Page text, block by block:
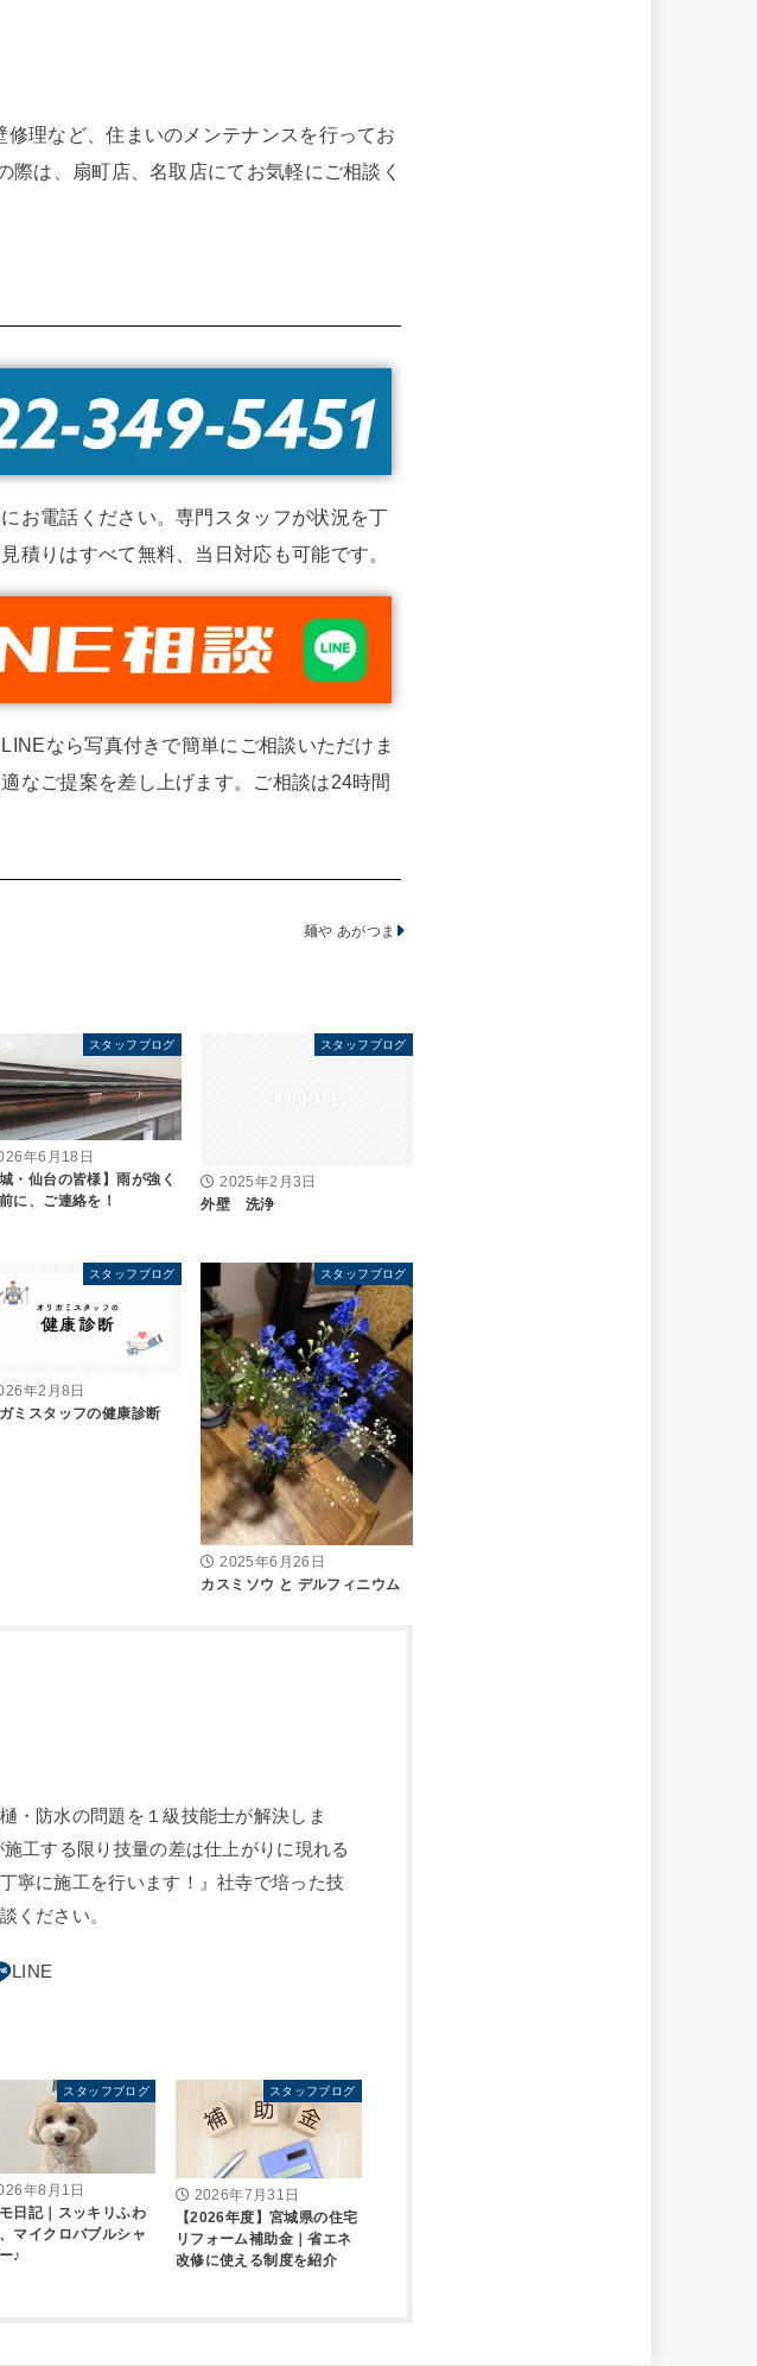
理など、住まいのメンテナンスを行ってお
は、扇町店、名取店にてお気軽にご相談く
お電話ください。専門スタッフが状況を丁
積りはすべて無料、当日対応も可能です。
なら写真付きで簡単にご相談いただけま
なご提案を差し上げます。ご相談は24時間
麺や あがつま
スタッフブログ
年6月18日
城・仙台の皆様】雨が強く
に、ご連絡を！
スタッフブログ
2025年2月3日
外壁 洗浄
スタッフブログ
年2月8日
ミスタッフの健康診断
スタッフブログ
2025年6月26日
カスミソウ と デルフィニウム
・防水の問題を１級技能士が解決しま
工する限り技量の差は仕上がりに現れる
寧に施工を行います！』社寺で培った技
ください。
スタッフブログ
年8月1日
日記｜スッキリふわ
マイクロバブルシャ
♪
スタッフブログ
2026年7月31日
【2026年度】宮城県の住宅
リフォーム補助金｜省エネ
改修に使える制度を紹介